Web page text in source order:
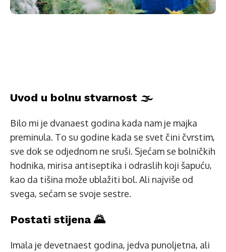
Uvod u bolnu stvarnost 🌫️
Bilo mi je dvanaest godina kada nam je majka
preminula. To su godine kada se svet čini čvrstim,
sve dok se odjednom ne sruši. Sjećam se bolničkih
hodnika, mirisa antiseptika i odraslih koji šapuću,
kao da tišina može ublažiti bol. Ali najviše od
svega, sećam se svoje sestre.
Postati stijena 🌄
Imala je devetnaest godina, jedva punoljetna, ali